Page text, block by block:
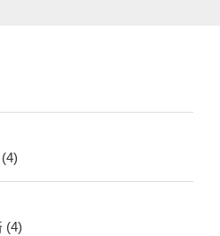
(4)
(4)